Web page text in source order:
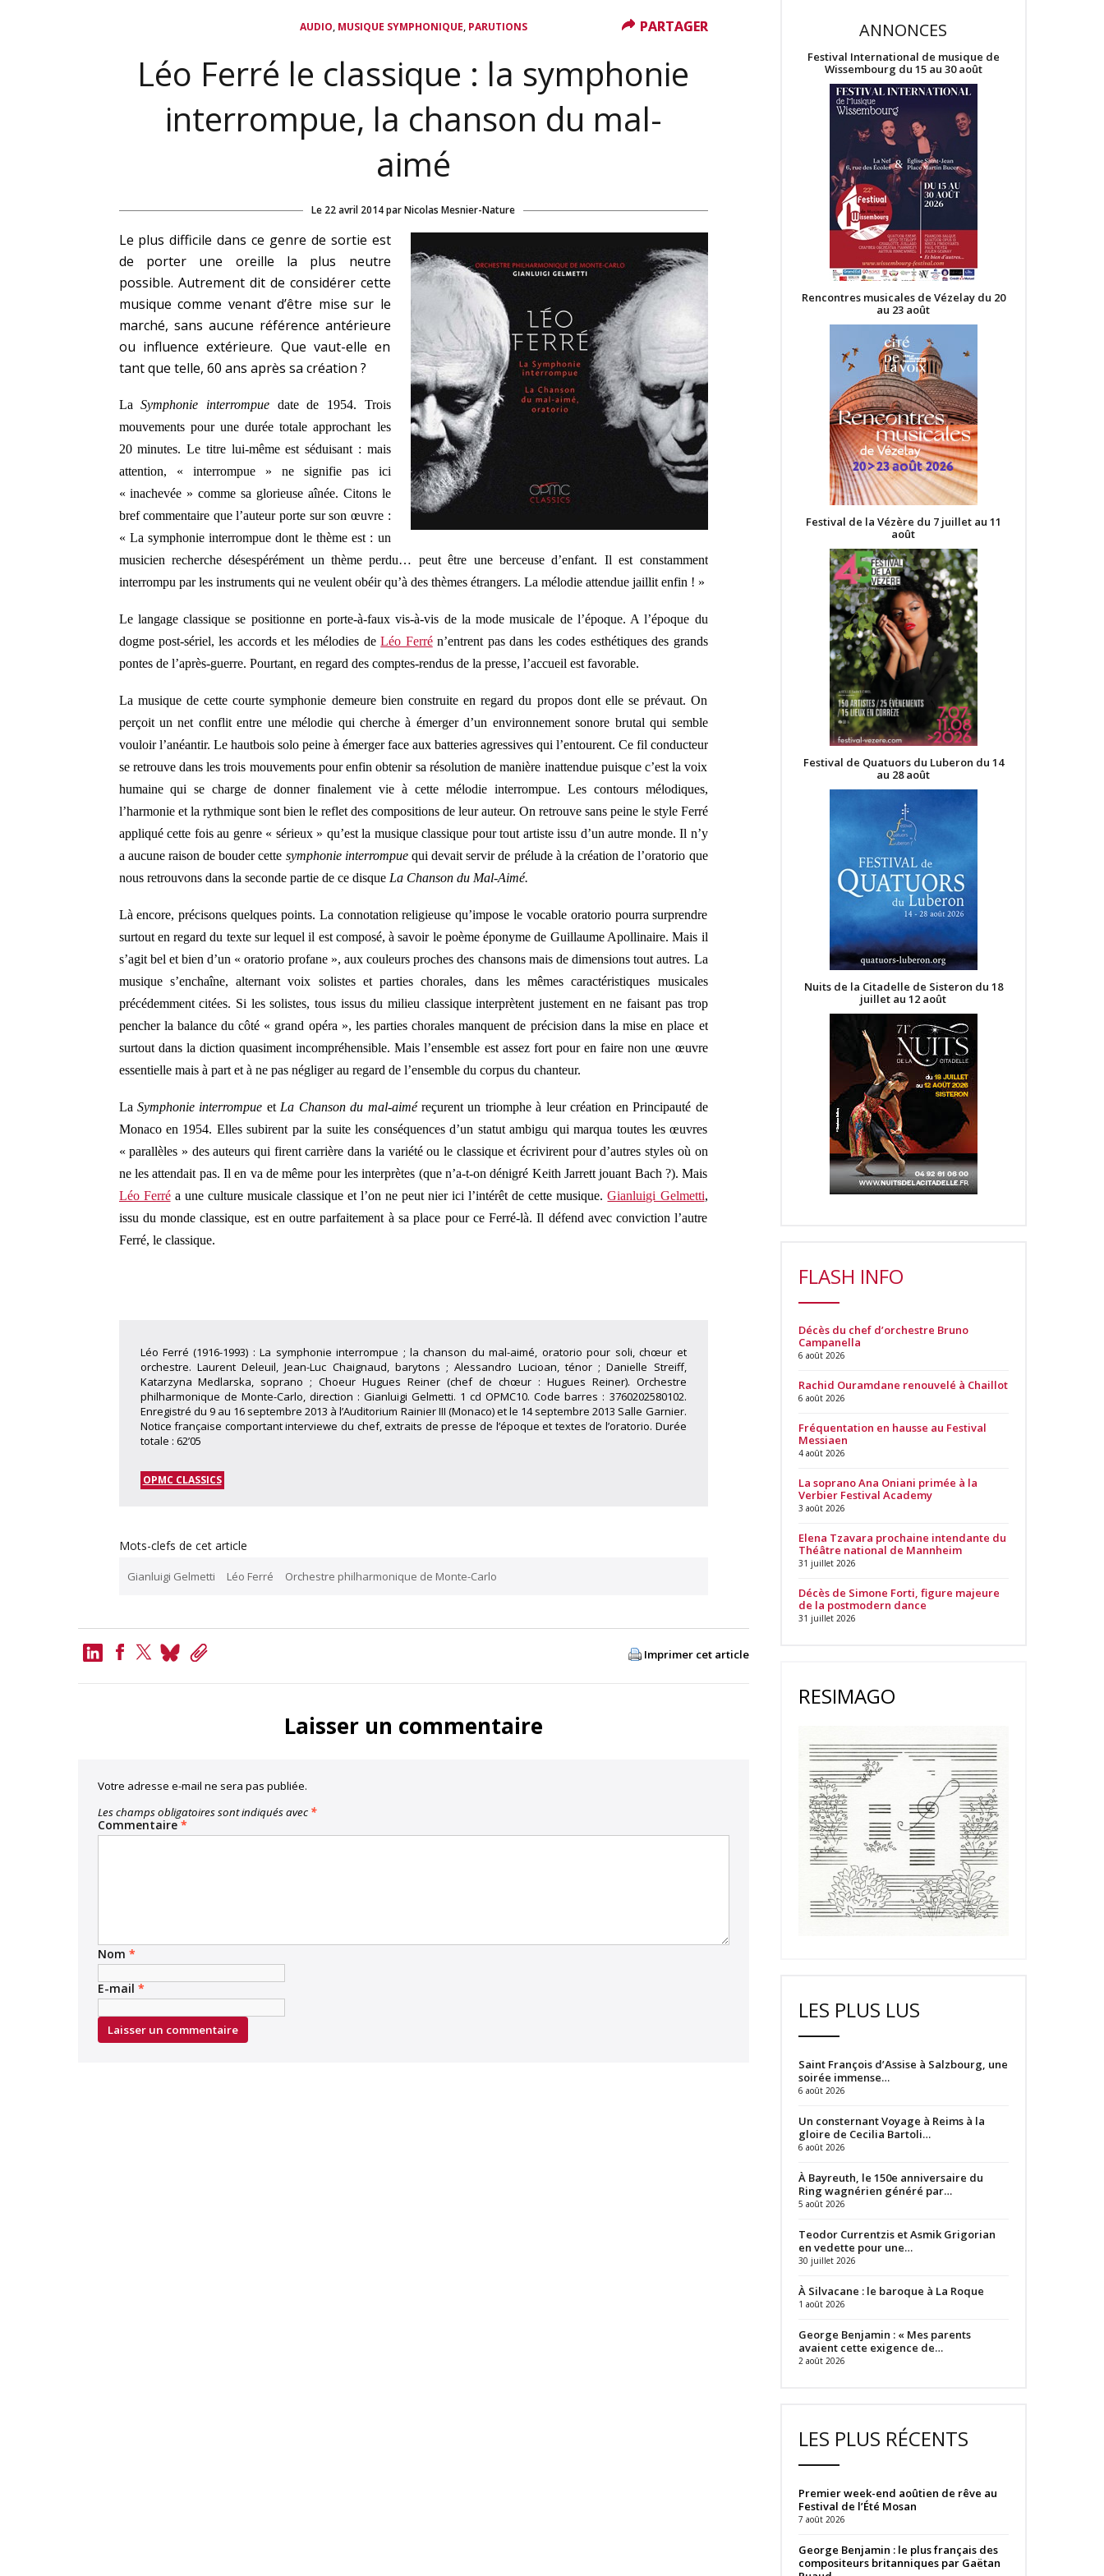
AUDIO, MUSIQUE SYMPHONIQUE, PARUTIONS
Léo Ferré le classique : la symphonie
interrompue, la chanson du mal-
aimé
Le 22 avril 2014parNicolas Mesnier-Nature
Le plus difficile dans ce genre de sortie est
de porter une oreille la plus neutre
possible. Autrement dit de considérer cette
musique comme venant d’être mise sur le
marché, sans aucune référence antérieure
ou influence extérieure. Que vaut-elle en
tant que telle, 60 ans après sa création ?
LaSymphonie interrompuedate de 1954. Trois
mouvements pour une durée totale approchant les
20 minutes. Le titre lui-même est séduisant : mais
attention, « interrompue » ne signifie pas ici
« inachevée » comme sa glorieuse aînée. Citons le
bref commentaire que l’auteur porte sur son œuvre :
« La symphonie interrompue dont le thème est : un
musicien recherche désespérément un thème perdu… peut être une berceuse d’enfant. Il est constamment
interrompu par les instruments qui ne veulent obéir qu’à des thèmes étrangers. La mélodie attendue jaillit enfin ! »
Le langage classique se positionne en porte-à-faux vis-à-vis de la mode musicale de l’époque. A l’époque du
dogme post-sériel, les accords et les mélodies deLéo Ferrén’entrent pas dans les codes esthétiques des grands
pontes de l’après-guerre. Pourtant, en regard des comptes-rendus de la presse, l’accueil est favorable.
La musique de cette courte symphonie demeure bien construite en regard du propos dont elle se prévaut. On
perçoit un net conflit entre une mélodie qui cherche à émerger d’un environnement sonore brutal qui semble
vouloir l’anéantir. Le hautbois solo peine à émerger face aux batteries agressives qui l’entourent. Ce fil conducteur
se retrouve dans les trois mouvements pour enfin obtenir sa résolution de manière inattendue puisque c’est la voix
humaine qui se charge de donner finalement vie à cette mélodie interrompue. Les contours mélodiques,
l’harmonie et la rythmique sont bien le reflet des compositions de leur auteur. On retrouve sans peine le style Ferré
appliqué cette fois au genre « sérieux » qu’est la musique classique pour tout artiste issu d’un autre monde. Il n’y
a aucune raison de bouder cette symphonie interrompue qui devait servir de prélude à la création de l’oratorio que
nous retrouvons dans la seconde partie de ce disque La Chanson du Mal-Aimé.
Là encore, précisons quelques points. La connotation religieuse qu’impose le vocable oratorio pourra surprendre
surtout en regard du texte sur lequel il est composé, à savoir le poème éponyme de Guillaume Apollinaire. Mais il
s’agit bel et bien d’un « oratorio profane », aux couleurs proches des chansons mais de dimensions tout autres. La
musique s’enchaîne, alternant voix solistes et parties chorales, dans les mêmes caractéristiques musicales
précédemment citées. Si les solistes, tous issus du milieu classique interprètent justement en ne faisant pas trop
pencher la balance du côté « grand opéra », les parties chorales manquent de précision dans la mise en place et
surtout dans la diction quasiment incompréhensible. Mais l’ensemble est assez fort pour en faire non une œuvre
essentielle mais à part et à ne pas négliger au regard de l’ensemble du corpus du chanteur.
La Symphonie interrompue et La Chanson du mal-aiméreçurent un triomphe à leur création en Principauté de
Monaco en 1954. Elles subirent par la suite les conséquences d’un statut ambigu qui marqua toutes les œuvres
« parallèles » des auteurs qui firent carrière dans la variété ou le classique et écrivirent pour d’autres styles où on
ne les attendait pas. Il en va de même pour les interprètes (que n’a-t-on dénigré Keith Jarrett jouant Bach ?). Mais
Léo Ferréa une culture musicale classique et l’on ne peut nier ici l’intérêt de cette musique.Gianluigi Gelmetti,
issu du monde classique, est en outre parfaitement à sa place pour ce Ferré-là. Il défend avec conviction l’autre
Ferré, le classique.
PARTAGER
Léo Ferré (1916-1993) : La symphonie interrompue ; la chanson du mal-aimé, oratorio pour soli, chœur et
orchestre. Laurent Deleuil, Jean-Luc Chaignaud, barytons ; Alessandro Lucioan, ténor ; Danielle Streiff,
Katarzyna Medlarska, soprano ; Choeur Hugues Reiner (chef de chœur : Hugues Reiner). Orchestre
philharmonique de Monte-Carlo, direction : Gianluigi Gelmetti. 1 cd OPMC10. Code barres : 3760202580102.
Enregistré du 9 au 16 septembre 2013 à l’Auditorium Rainier III (Monaco) et le 14 septembre 2013 Salle Garnier.
Notice française comportant interviewe du chef, extraits de presse de l’époque et textes de l’oratorio. Durée
totale : 62’05
PARTAGER
OPMC CLASSICS
Mots-clefs de cet article
Gianluigi Gelmetti Léo Ferré Orchestre philharmonique de Monte-Carlo
LinkedIn
BlueskyCopy
Imprimer cet article
Laisser un commentaire
Votre adresse e-mail ne sera pas publiée.
Les champs obligatoires sont indiqués avec *
Commentaire *
Nom *
E-mail *
ANNONCES
Festival International de musique de
Wissembourg du 15 au 30 août
Rencontres musicales de Vézelay du 20
au 23 août
Festival de la Vézère du 7 juillet au 11
août
Festival de Quatuors du Luberon du 14
au 28 août
Nuits de la Citadelle de Sisteron du 18
juillet au 12 août
FLASH INFO
Décès du chef d’orchestre Bruno
Campanella
6 août 2026
Rachid Ouramdane renouvelé à Chaillot
6 août 2026
Fréquentation en hausse au Festival
Messiaen
4 août 2026
La soprano Ana Oniani primée à la
Verbier Festival Academy
3 août 2026
Elena Tzavara prochaine intendante du
Théâtre national de Mannheim
31 juillet 2026
Décès de Simone Forti, figure majeure
de la postmodern dance
31 juillet 2026
RESIMAGO
LES PLUS LUS
Saint François d’Assise à Salzbourg, une
soirée immense…
6 août 2026
Un consternant Voyage à Reims à la
gloire de Cecilia Bartoli…
6 août 2026
À Bayreuth, le 150e anniversaire du
Ring wagnérien généré par…
5 août 2026
Teodor Currentzis et Asmik Grigorian
en vedette pour une…
30 juillet 2026
À Silvacane : le baroque à La Roque
1 août 2026
George Benjamin : « Mes parents
avaient cette exigence de…
2 août 2026
LES PLUS RÉCENTS
Premier week-end aoûtien de rêve au
Festival de l’Été Mosan
7 août 2026
George Benjamin : le plus français des
compositeurs britanniques par Gaëtan